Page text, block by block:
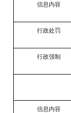
信息内容
行政处罚
行政强制
信息内容